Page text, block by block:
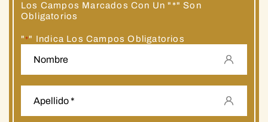
Los Campos Marcados Con Un "*" Son
Obligatorios
" *" Indica Los Campos Obligatorios